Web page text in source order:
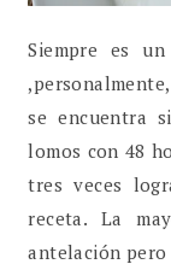
Siempre es
se encuentra
lomos con 48
tres veces
receta. La
antelación